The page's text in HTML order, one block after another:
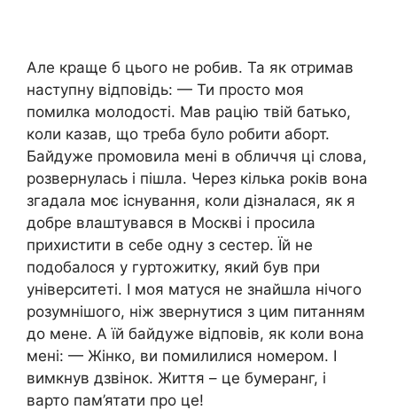
Але краще б цього не робив. Та як отримав
наступну відповідь: — Ти просто моя
помилка молодості. Мав рацію твій батько,
коли казав, що треба було робити аборт.
Байдуже промовила мені в обличчя ці слова,
розвернулась і пішла. Через кілька років вона
згадала моє існування, коли дізналася, як я
добре влаштувався в Москві і просила
прихистити в себе одну з сестер. Їй не
подобалося у гуртожитку, який був при
університеті. І моя матуся не знайшла нічого
розумнішого, ніж звернутися з цим питанням
до мене. А їй байдуже відповів, як коли вона
мені: — Жінко, ви помилилися номером. І
вимкнув дзвінок. Життя – це бумеранг, і
варто пам’ятати про це!